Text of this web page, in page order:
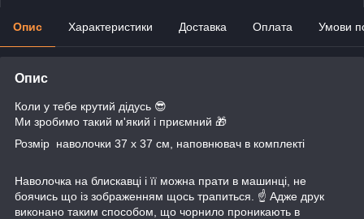
Опис Характеристики Доставка Оплата Умови
Опис
Коли у тебе крутий дідусь 😎
Ми зробимо такий м'який і приємний 🎁
Розмір наволочки 37 х 37 см, наповнювач в комплекті
Наволочка на блискавці і її можна прати в машинці, не
боячись що із зображенням щось трапиться. ☝️ Адже друк
виконано таким способом, що чорнило проникають в